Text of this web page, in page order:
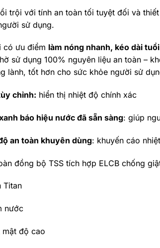
trội với tính an toàn tối tuyệt đối và
sử dụng.
ưu điểm làm nóng nhanh, kéo dài
sử dụng 100% nguyên liệu an toàn –
lành, tốt hơn cho sức khỏe người sử
chỉnh: hiển thị nhiệt độ chính xác
báo hiệu nước đã sẵn sàng: giúp
an toàn khuyên dùng: khuyến cáo
đồng bộ TSS tích hợp ELCB chống
Titan
nước
mật độ cao